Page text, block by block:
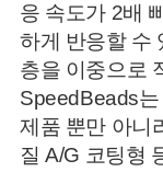
응 속도가 2배
하게 반응할 수
층을 이중으로
SpeedBeads
제품 뿐만 아니
질 A/G 코팅형